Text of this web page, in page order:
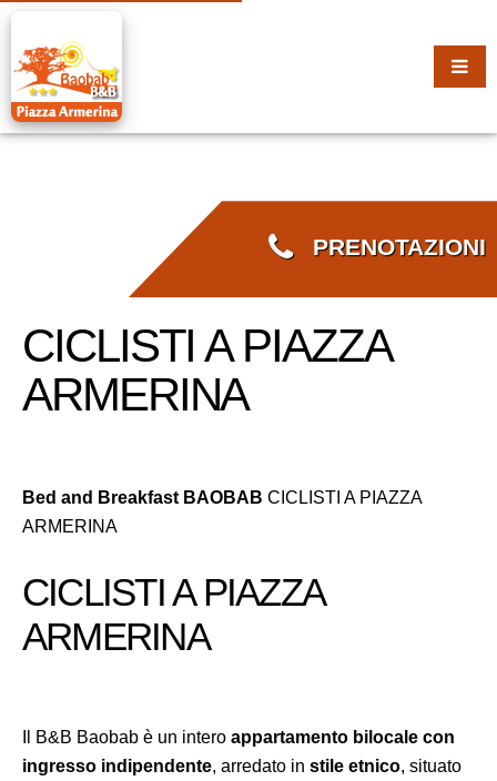
PRENOTAZIONI
CICLISTI A PIAZZA
ARMERINA
Bed and Breakfast BAOBAB CICLISTI A PIAZZA
ARMERINA
CICLISTI A PIAZZA
ARMERINA
Il B&B Baobab è un intero appartamento bilocale con
ingresso indipendente, arredato in stile etnico, situato